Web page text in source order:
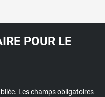
POUR LE
Les champs obligatoires